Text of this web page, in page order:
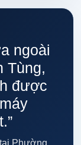
ngoài
Tùng,
được
Phường